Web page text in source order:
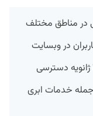
در مناطق مختلف
در وبسایت
داون‌دیتکتتور (Downdetector)، امروز ۲۵ ژانویه دسترسی
خدمات ابری